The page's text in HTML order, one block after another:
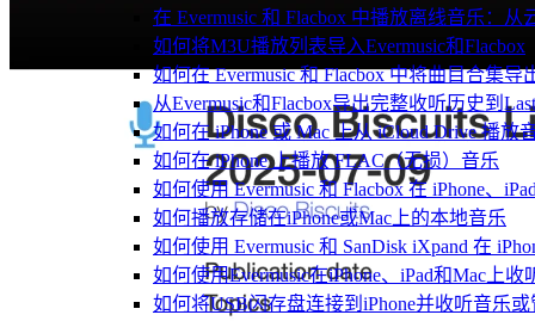
在 Evermusic 和 Flacbox 中播放离线音乐：
如何将M3U播放列表导入Evermusic和Flacbox
如何在 Evermusic 和 Flacbox 中将曲目合集
从Evermusic和Flacbox导出完整收听历史到
如何在 iPhone 或 Mac 上从 iCloud Drive 播放
如何在 iPhone 上播放 FLAC（无损）音乐
如何使用 Evermusic 和 Flacbox 在 iPhone、
如何播放存储在iPhone或Mac上的本地音乐
如何使用 Evermusic 和 SanDisk iXpand 在
如何使用Evermusic在iPhone、iPad和Mac上收
如何将USB闪存盘连接到iPhone并收听音乐